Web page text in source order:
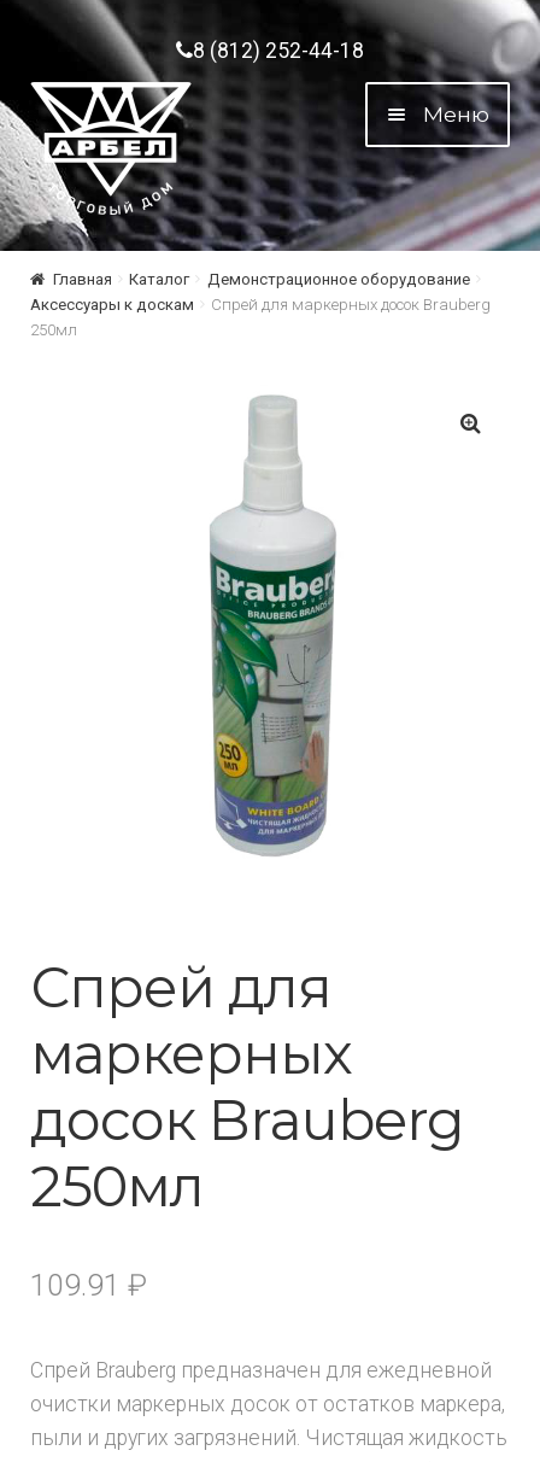
Перейти к навигации
Перейти к содержимому8 (812) 252-44-18
Меню
Главная Каталог
Демонстрационное оборудование
Аксессуары к доскам
Спрей для маркерных досок Brauberg
250мл
Спрей для
маркерных
досок Brauberg
250мл
109.91 ₽
Спрей Brauberg предназначен для ежедневной
очистки маркерных досок от остатков маркера,
пыли и других загрязнений. Чистящая жидкость